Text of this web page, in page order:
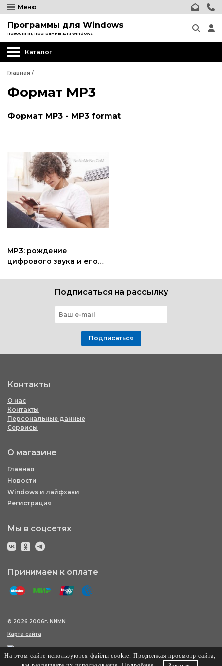
Меню
Программы для Windows
новости ит, программы для windows
Каталог
Главная /
Формат MP3
Формат MP3 - MP3 format
MP3: рождение
цифрового звука и его
Подписаться на рассылку
Подписаться
Контакты
О нас
Контакты
Персональные данные
Сервисы
О магазине
Главная
Новости
Windows и лайфхаки
Регистрация
Мы в соцсетях
Принимаем к оплате
© 2026 2006г. NNMN
Карта сайта
На этом сайте используются файлы cookie. Продолжая просмотр сайта,